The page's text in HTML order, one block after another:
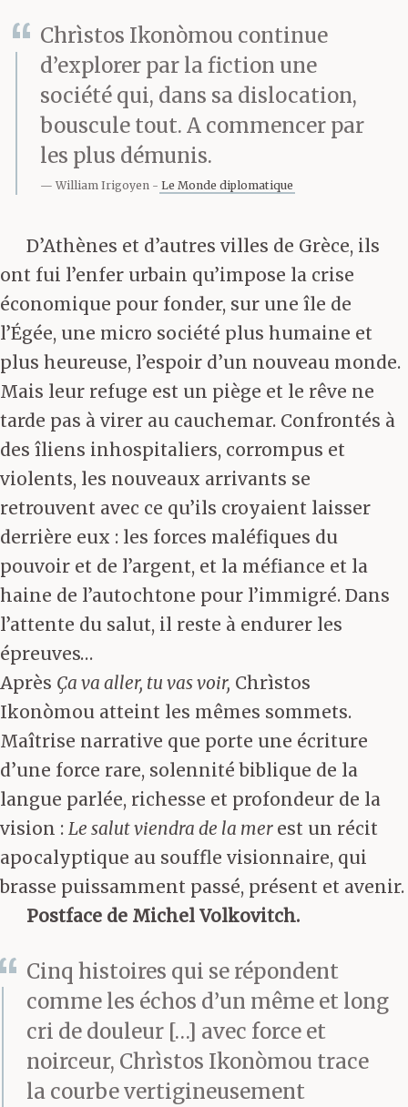
Chrìstos Ikonòmou continue
d’explorer par la fiction une
société qui, dans sa dislocation,
bouscule tout. A commencer par
les plus démunis.
William Irigoyen Le Monde diplomatique
D’Athènes et d’autres villes de Grèce, ils
ont fui l’enfer urbain qu’impose la crise
économique pour fonder, sur une île de
l’Égée, une micro société plus humaine et
plus heureuse, l’espoir d’un nouveau monde.
Mais leur refuge est un piège et le rêve ne
tarde pas à virer au cauchemar. Confrontés à
des îliens inhospitaliers, corrompus et
violents, les nouveaux arrivants se
retrouvent avec ce qu’ils croyaient laisser
derrière eux : les forces maléfiques du
pouvoir et de l’argent, et la méfiance et la
haine de l’autochtone pour l’immigré. Dans
l’attente du salut, il reste à endurer les
épreuves…
Après Ça va aller, tu vas voir, Chrìstos
Ikonòmou atteint les mêmes sommets.
Maîtrise narrative que porte une écriture
d’une force rare, solennité biblique de la
langue parlée, richesse et profondeur de la
vision : Le salut viendra de la mer est un récit
apocalyptique au souffle visionnaire, qui
brasse puissamment passé, présent et avenir.
Postface de Michel Volkovitch.
Cinq histoires qui se répondent
comme les échos d’un même et long
cri de douleur […] avec force et
noirceur, Chrìstos Ikonòmou trace
la courbe vertigineusement